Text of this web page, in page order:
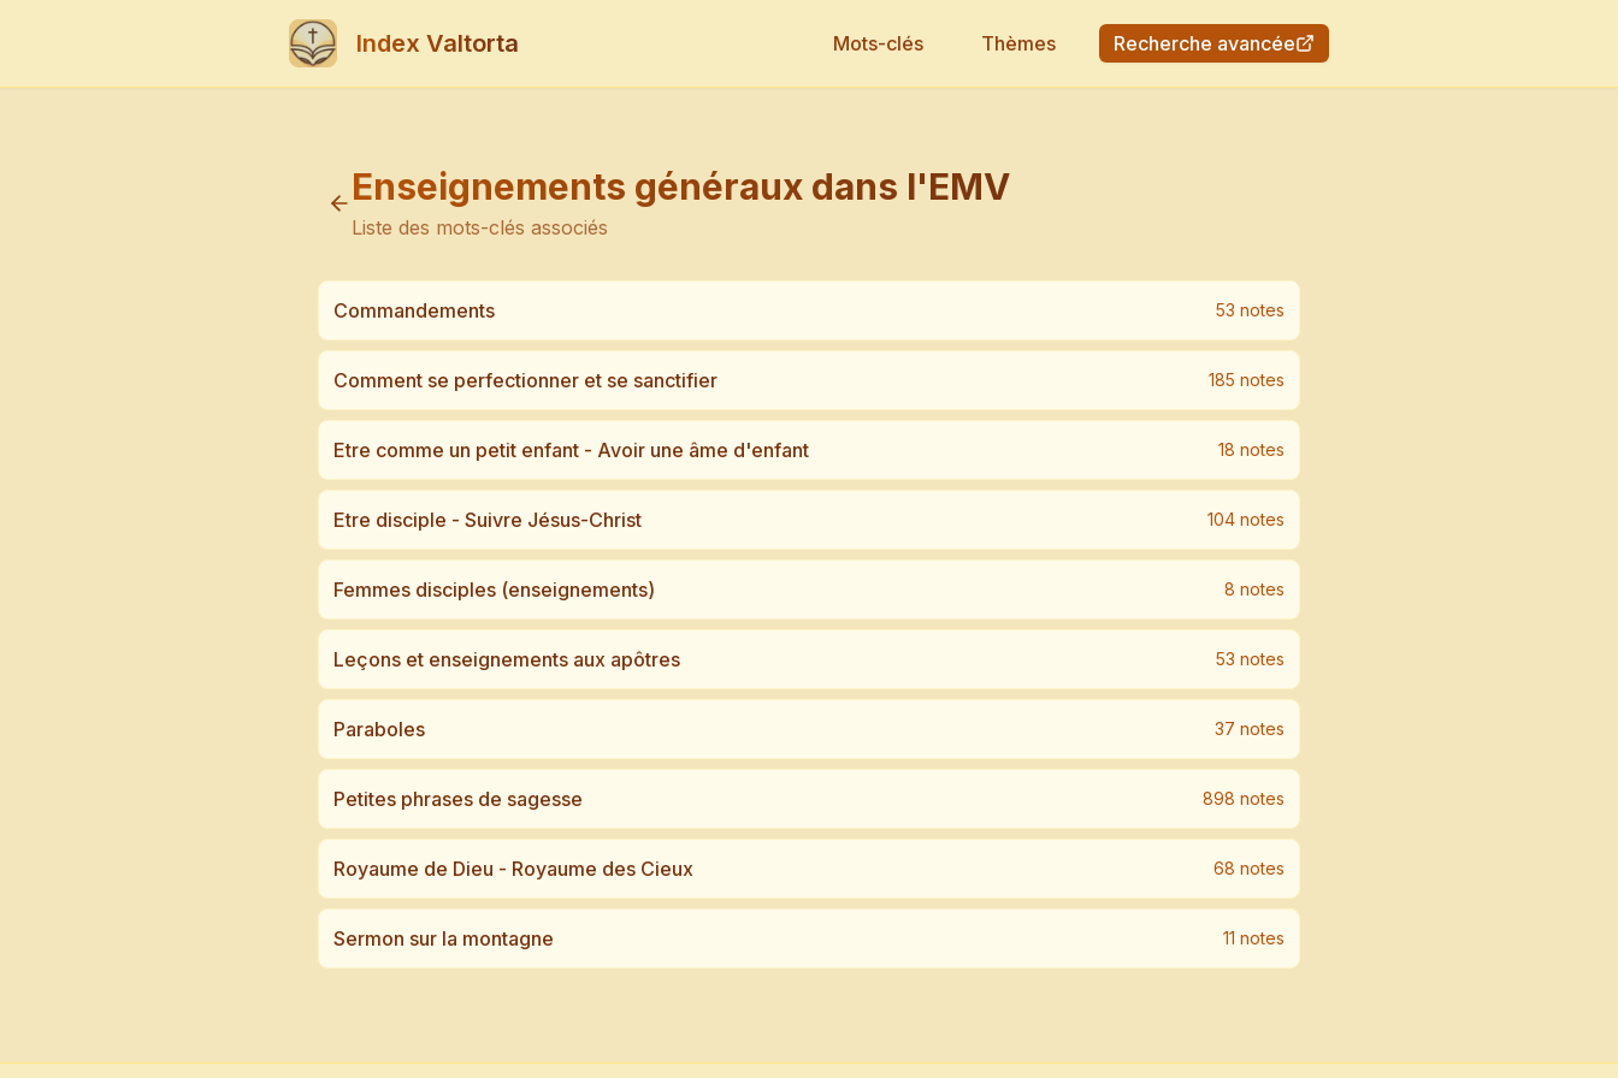
Index Valtorta Mots-clés Thèmes Recherche avancée
Enseignements généraux dans l'EMV
Liste des mots-clés associés
Commandements 53 notes
Comment se perfectionner et se sanctifier 185 notes
Etre comme un petit enfant - Avoir une âme d'enfant 18 notes
Etre disciple - Suivre Jésus-Christ 104 notes
Femmes disciples (enseignements) 8 notes
Leçons et enseignements aux apôtres 53 notes
Paraboles 37 notes
Petites phrases de sagesse 898 notes
Royaume de Dieu - Royaume des Cieux 68 notes
Sermon sur la montagne 11 notes